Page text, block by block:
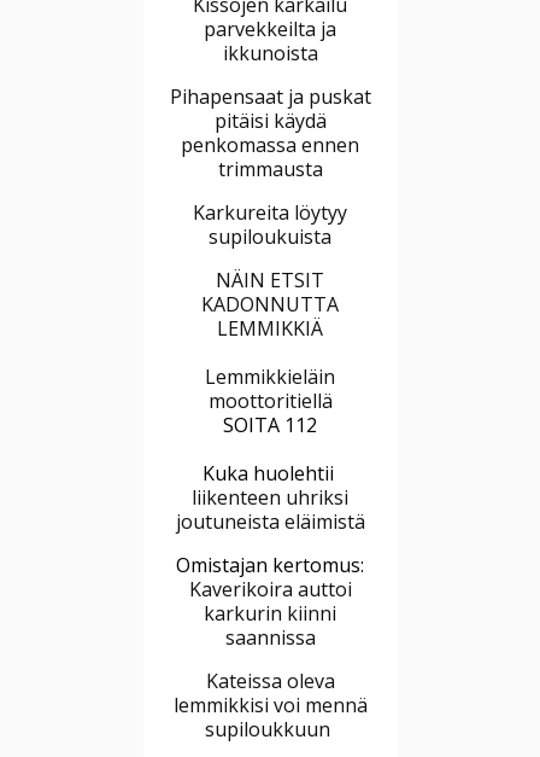
parvekkeilta ja
ikkunoista
Pihapensaat ja puskat
pitäisi käydä
penkomassa ennen
trimmausta
Karkureita löytyy
supiloukuista
NÄIN ETSIT
KADONNUTTA
LEMMIKKIÄ
Lemmikkieläin
moottoritiellä
SOITA 112
Kuka huolehtii
liikenteen uhriksi
joutuneista eläimistä
Omistajan kertomus:
Kaverikoira auttoi
karkurin kiinni
saannissa
Kateissa oleva
lemmikkisi voi mennä
supiloukkuun